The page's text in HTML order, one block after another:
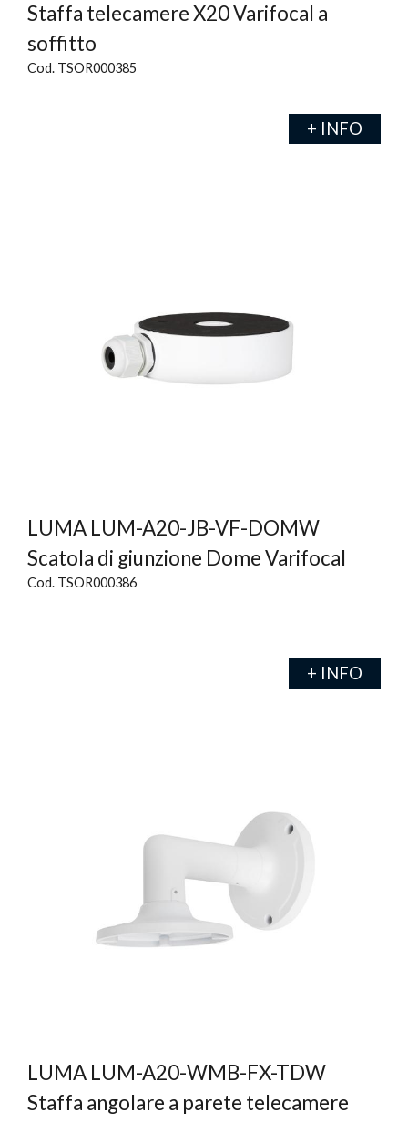
Staffa telecamere X20 Varifocal a
soffitto
Cod. TSOR000385
+ INFO
LUMA LUM-A20-JB-VF-DOMW
Scatola di giunzione Dome Varifocal
Cod. TSOR000386
+ INFO
LUMA LUM-A20-WMB-FX-TDW
Staffa angolare a parete telecamere